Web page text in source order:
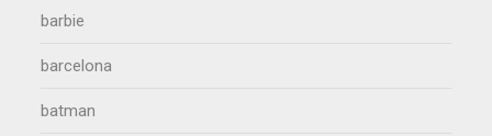
barbie
barcelona
batman